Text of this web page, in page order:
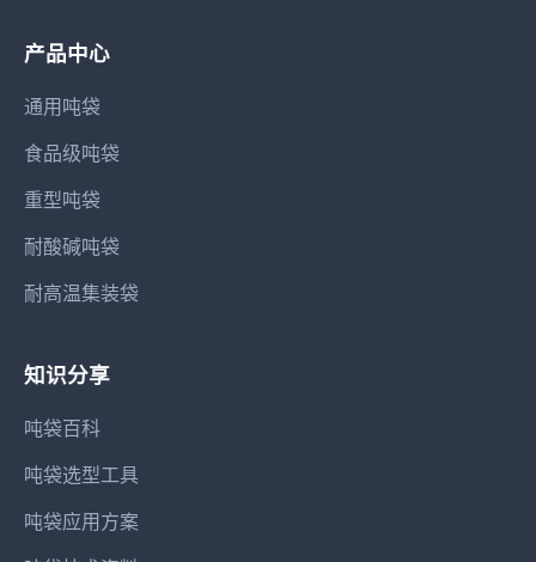
产品中心
通用吨袋
食品级吨袋
重型吨袋
耐酸碱吨袋
耐高温集装袋
知识分享
吨袋百科
吨袋选型工具
吨袋应用方案